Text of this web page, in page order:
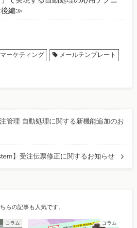
編≫
ーケティング メールテンプレート
管理 自動処理に関する新機能追加のお
】受注伝票修正に関するお知らせ
らの記事も人気です。
コラム コラム